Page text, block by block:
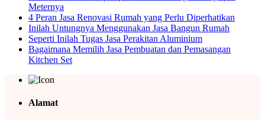
Meternya
4 Peran Jasa Renovasi Rumah yang Perlu Diperhatikan
Inilah Untungnya Menggunakan Jasa Bangun Rumah
Seperti Inilah Tugas Jasa Perakitan Aluminium
Bagaimana Memilih Jasa Pembuatan dan Pemasangan
Kitchen Set
Alamat